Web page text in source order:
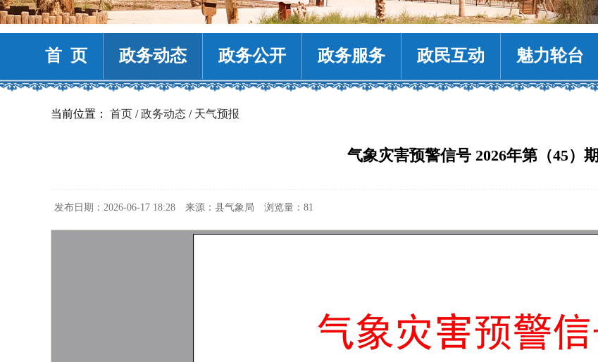
首 页 政务动态 政务公开 政务服务 政民互动 魅力轮台
当前位置： 首页 /政务动态 / 天气预报
气象灾害预警信号 2026年第（45）期
发布日期：2026-06-17 18:28 来源：县气象局 浏览量： 81